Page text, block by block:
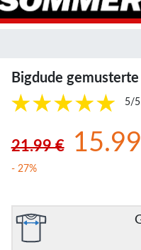
Bigdude
5/5
21.99 €
- 27%